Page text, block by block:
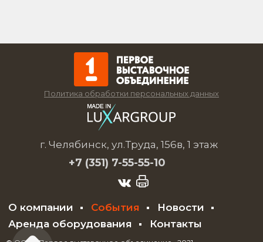
Политика обработки персональных данных
г. Челябинск, ул.Труда, 156в, 1 этаж
+7 (351) 7-55-55-10
О компании События
Новости
Аренда оборудования
Контакты